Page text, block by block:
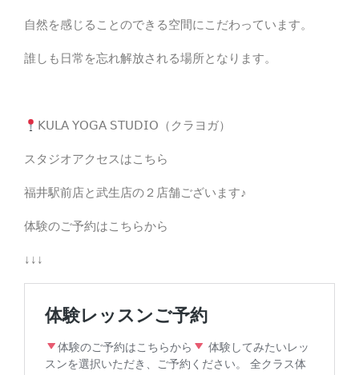
自然を感じることのできる空間にこだわっています。
誰しも日常を忘れ解放される場所となります。 ⁡
𝖪𝖴𝖫𝖠 𝖸𝖮𝖦𝖠 𝖲𝖳𝖴𝖣𝖨𝖮（クラヨガ）
スタジオアクセスはこちら
福井駅前店と武生店の２店舗ございます♪
体験のご予約はこちらから
↓↓↓